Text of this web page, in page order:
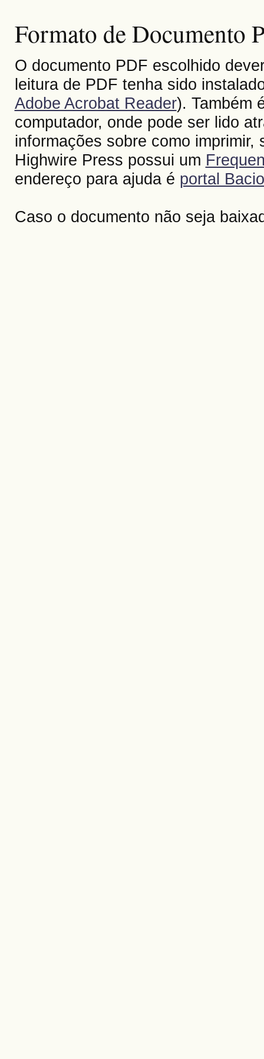
Formato de Documento
O documento PDF escolhido
leitura de PDF tenha sido
Adobe Acrobat Reader). Também
computador, onde pode ser lido
informações sobre como
Highwire Press possui um
endereço para ajuda é portal
Caso o documento não seja